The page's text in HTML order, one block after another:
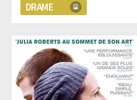
DRAME